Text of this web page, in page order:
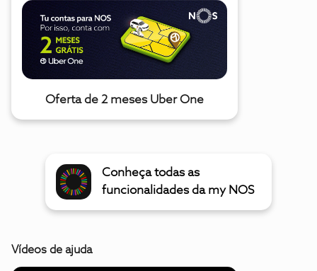
Oferta de 2 meses Uber One
Conheça todas as
funcionalidades da my NOS
Vídeos de ajuda